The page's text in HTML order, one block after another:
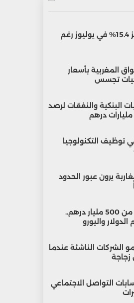
واردات الغاز المغربية تقفز 15.4% في يوليوز رغم
المغربية بأسعار
تجسس
البنكية والنفقات لرصد
توظيف التكنولوجيا
من المغاربة يرون عبور الحدود
احتياطيات المغرب تقترب من 500 مليار درهم..
واليورو
الشركات الناشئة عندما
التواصل الاجتماعي